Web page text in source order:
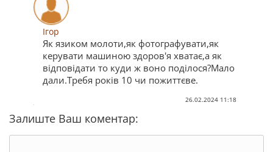
Ігор
Як язиком молоти,як фотографувати,як
керувати машиною здоров'я хватає,а як
відповідати то куди ж воно поділося?Мало
дали.Требя років 10 чи пожиттєве.
26.02.2024 11:18
Залиште Ваш коментар: